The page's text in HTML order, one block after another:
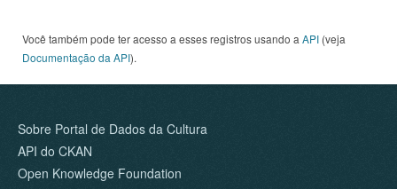
Você também pode ter acesso a esses registros usando a API (veja
Documentação da API).
Sobre Portal de Dados da Cultura
API do CKAN
Open Knowledge Foundation